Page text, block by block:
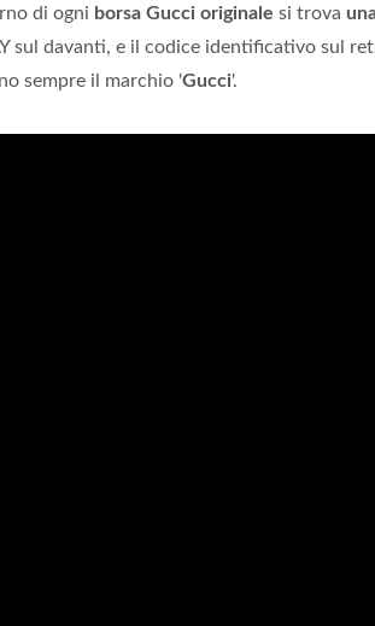
di ogni borsa Gucci originale si trova
sul davanti, e il codice identificativo sul
sempre il marchio 'Gucci'.